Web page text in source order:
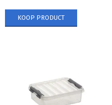
KOOP PRODUCT